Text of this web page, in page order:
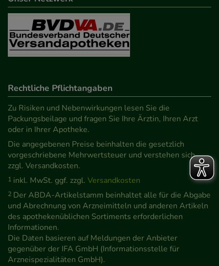
Rechtliche Pflichtangaben
Zu Risiken und Nebenwirkungen lesen Sie die
Packungsbeilage und fragen Sie Ihre Ärztin, Ihren Arzt
oder in Ihrer Apotheke.
Die angegebenen Preise beinhalten die gesetzlich
vorgeschriebene Mehrwertsteuer und verstehen sich
zzgl. Versandkosten.
1 inkl. MwSt. ggf. zzgl. Versandkosten
2 Der ABDA-Artikelstamm beinhaltet alle für die Abgabe
und Abrechnung von Arzneimitteln und anderen Artikeln
des apothekenüblichen Sortiments erforderlichen
Informationen.
Die Daten basieren auf Meldungen der Anbieter
gegenüber der IFA GmbH (Informationsstelle für
Arzneispezialitäten GmbH).